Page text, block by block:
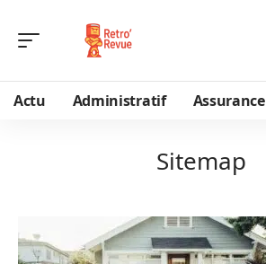
Actu Administratif Assurance
Sitemap